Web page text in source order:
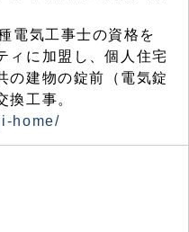
電気工事士の資格を
ィに加盟し、個人住宅
の建物の錠前（電気錠
換工事。
home/